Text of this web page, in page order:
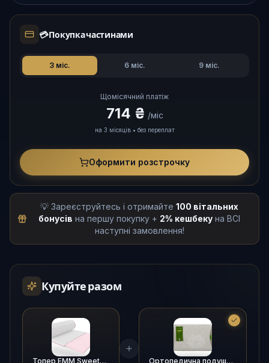
💳Покупка частинами
3 міс. 6 міс. 9 міс.
Щомісячний платіж
714 ₴ /міс
на 3 місяців • без переплат
Оформити розстрочку
💡 Зареєструйтесь і отримайте 100 вітальних
бонусів на першу покупку + 2% кешбеку на ВСІ
наступні замовлення!
Купуйте разом
Топер EMM Sweets Caramel / Світс Карамель — ортопедичне вирівнювання дивана Ортопедична подушка EMM Verde Classic (40х60 см) — Анатомічна форма та інноваційний комфорт